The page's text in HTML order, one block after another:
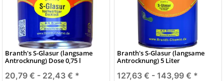
Branth's S-Glasur (langsame
Antrocknung) Dose 0,75 l
20,79 € - 22,43 € *
Branth's S-Glasur (langsame
Antrocknung) 5 Liter
127,63 € - 143,99 € *